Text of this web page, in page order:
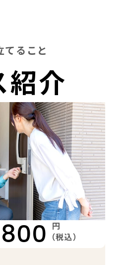
てること
紹介
円
（税込）